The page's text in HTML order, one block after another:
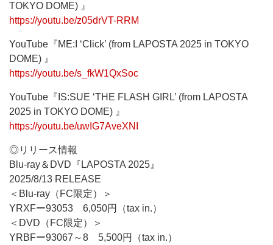
TOKYO DOME) 』
https://youtu.be/z05drVT-RRM
YouTube『ME:I ‘Click’ (from LAPOSTA 2025 in TOKYO
DOME) 』
https://youtu.be/s_fkW1QxSoc
YouTube『IS:SUE ‘THE FLASH GIRL’ (from LAPOSTA
2025 in TOKYO DOME) 』
https://youtu.be/uwIG7AveXNI
◎リリース情報
Blu-ray＆DVD『LAPOSTA 2025』
2025/8/13 RELEASE
＜Blu-ray（FC限定）＞
YRXFー93053 6,050円（tax in.）
＜DVD（FC限定）＞
YRBFー93067～8 5,500円（tax in.）